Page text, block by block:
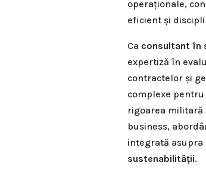
operaționale,
eficient și
Ca consultant în
expertiză în
contractelor și
complexe
rigoarea militară
business,
integrată asupra
sustenabilității.